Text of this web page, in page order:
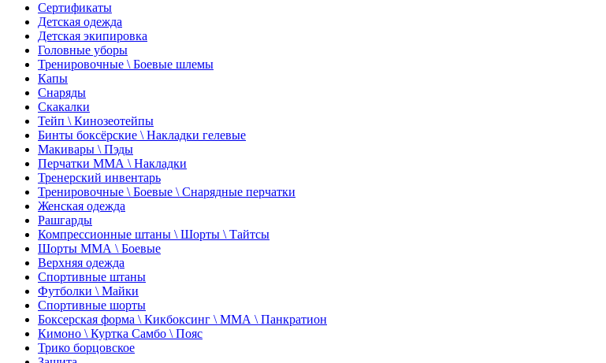
Сертификаты
Детская одежда
Детская экипировка
Головные уборы
Тренировочные \ Боевые шлемы
Капы
Снаряды
Скакалки
Тейп \ Кинозеотейпы
Бинты боксёрские \ Накладки гелевые
Макивары \ Пэды
Перчатки ММА \ Накладки
Тренерский инвентарь
Тренировочные \ Боевые \ Снарядные перчатки
Женская одежда
Рашгарды
Компрессионные штаны \ Шорты \ Тайтсы
Шорты ММА \ Боевые
Верхняя одежда
Спортивные штаны
Футболки \ Майки
Спортивные шорты
Боксерская форма \ Кикбоксинг \ ММА \ Панкратион
Кимоно \ Куртка Самбо \ Пояс
Трико борцовское